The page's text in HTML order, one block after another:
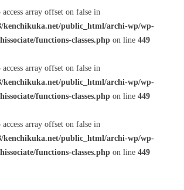
array offset on false in
kenchikuka.net/public_html/archi-wp/wp-
functions-classes.php on line 449
array offset on false in
kenchikuka.net/public_html/archi-wp/wp-
functions-classes.php on line 449
array offset on false in
kenchikuka.net/public_html/archi-wp/wp-
functions-classes.php on line 449